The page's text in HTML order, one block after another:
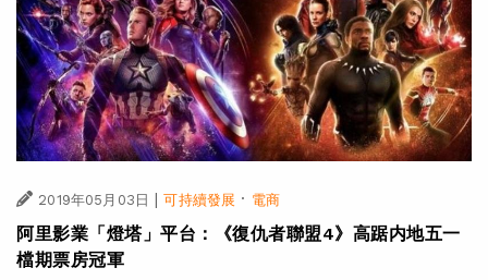
2019年05月03日 | 可持續發展 · 電商
阿里影業「燈塔」平台：《復仇者聯盟4》高踞内地五一
檔期票房冠軍